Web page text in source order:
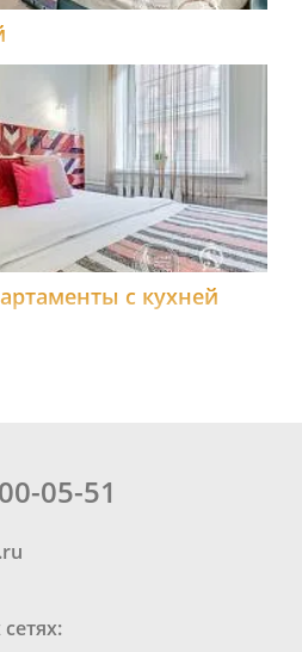
с кухней
05-51